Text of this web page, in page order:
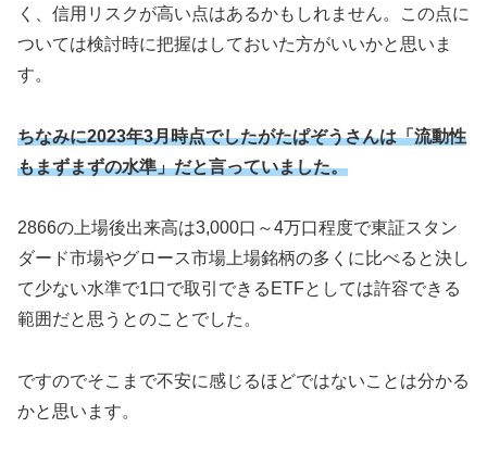
く、信用リスクが高い点はあるかもしれません。この点に
ついては検討時に把握はしておいた方がいいかと思いま
す。
ちなみに2023年3月時点でしたがたぱぞうさんは「流動性
もまずまずの水準」だと言っていました。
2866の上場後出来高は3,000口～4万口程度で東証スタン
ダード市場やグロース市場上場銘柄の多くに比べると決し
て少ない水準で1口で取引できるETFとしては許容できる
範囲だと思うとのことでした。
ですのでそこまで不安に感じるほどではないことは分かる
かと思います。